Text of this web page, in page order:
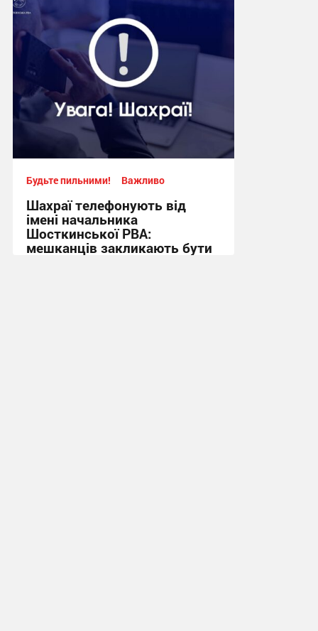
Будьте пильними! Важливо
Шахраї телефонують від
імені начальника
Шосткинської РВА:
мешканців закликають бути